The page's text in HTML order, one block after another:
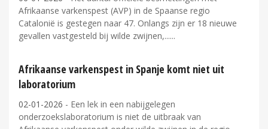
Afrikaanse varkenspest (AVP) in de Spaanse regio
Catalonië is gestegen naar 47. Onlangs zijn er 18 nieuwe
gevallen vastgesteld bij wilde zwijnen,...
Afrikaanse varkenspest in Spanje komt niet uit
laboratorium
02-01-2026 - Een lek in een nabijgelegen
onderzoekslaboratorium is niet de uitbraak van